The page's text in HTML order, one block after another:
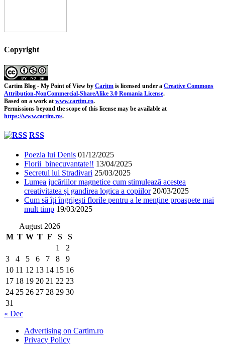
Copyright
Cartim Blog - My Point of View by Caritm is licensed under a Creative Commons
Attribution-NonCommercial-ShareAlike 3.0 Romania License.
Based on a work at www.cartim.ro.
Permissions beyond the scope of this license may be available at
https://www.cartim.ro/.
RSS
Poezia lui Denis 01/12/2025
Florii binecuvantate!! 13/04/2025
Secretul lui Stradivari 25/03/2025
Lumea jucăriilor magnetice cum stimulează acestea
creativitatea și gandirea logica a copiilor 20/03/2025
Cum să îți îngrijești florile pentru a le menține proaspete mai
mult timp 19/03/2025
August 2026
M T W T F S
S
1
2
3
4 5 6 7 8
9
10 11 12 13 14 15 16
17 18 19 20 21 22 23
24 25 26 27 28 29 30
31
« Dec
Advertising on Cartim.ro
Privacy Policy